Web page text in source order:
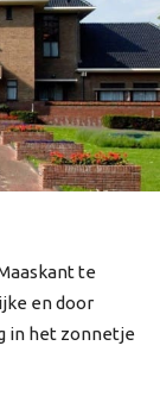
te
en door
in het zonnetje